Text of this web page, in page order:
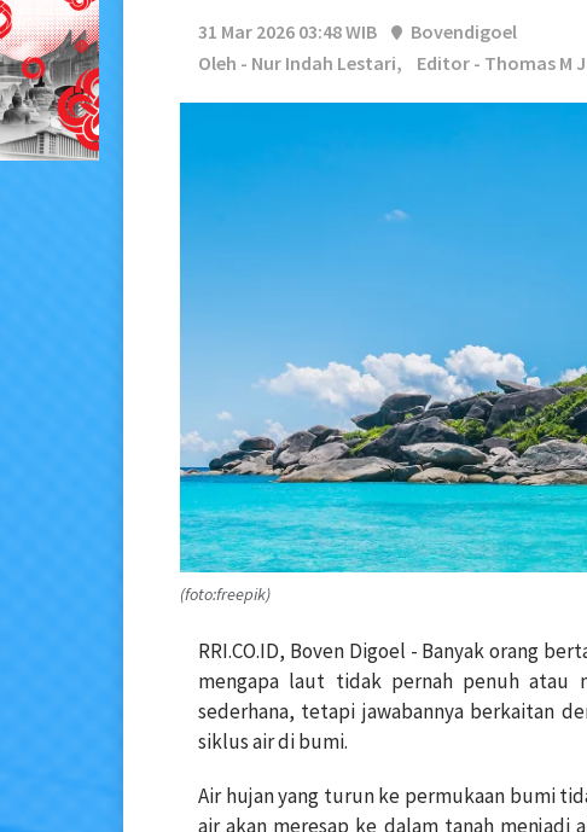
31 Mar 2026 03:48 WIB
Bovendigoel
Oleh - Nur Indah Lestari,
Editor - Thomas M
(foto:freepik)
RRI.CO.ID, Boven Digoel - Banyak orang
mengapa laut tidak pernah penuh atau
sederhana, tetapi jawabannya berkaitan
siklus air di bumi.
Air hujan yang turun ke permukaan bumi
air akan meresap ke dalam tanah menjadi